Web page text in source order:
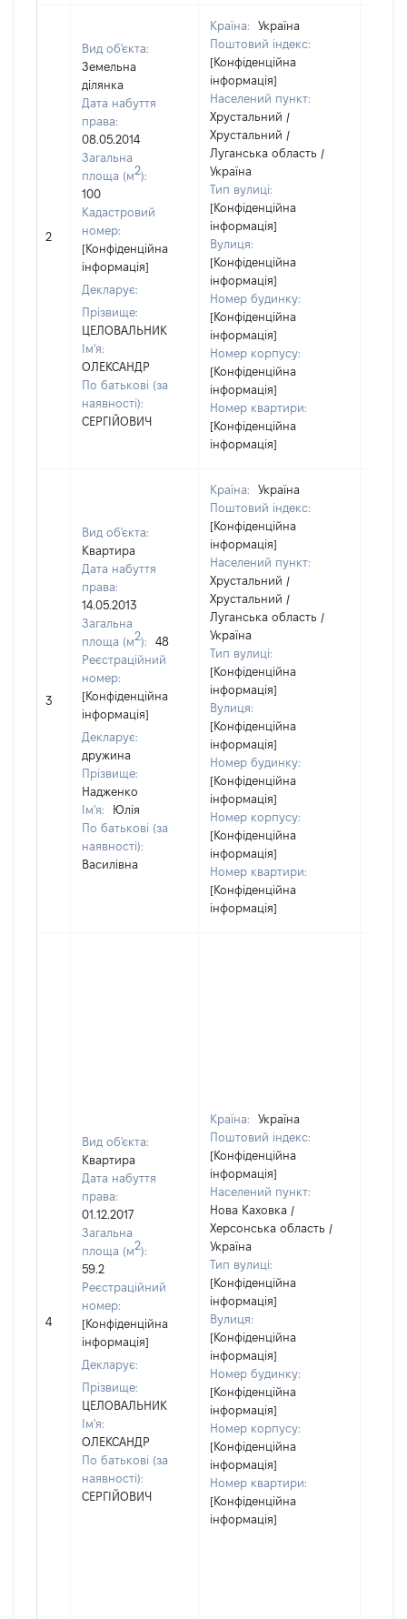
2
Вид об'єкта:
Земельна
ділянка
Дата набуття
права:
08.05.2014
Загальна
площа (м2):
100
Кадастровий
номер:
[Конфіденційна
інформація]
Декларує:
Прізвище:
ЦЕЛОВАЛЬНИК
Ім'я:
ОЛЕКСАНДР
По батькові (за
наявності):
СЕРГІЙОВИЧ
Країна:
Україна
Поштовий індекс:
[Конфіденційна
інформація]
Населений пункт:
Хрустальний /
Хрустальний /
Луганська область /
Україна
Тип вулиці:
[Конфіденційна
інформація]
Вулиця:
[Конфіденційна
інформація]
Номер будинку:
[Конфіденційна
інформація]
Номер корпусу:
[Конфіденційна
інформація]
Номер квартири:
[Конфіденційна
інформація]
3
Вид об'єкта:
Квартира
Дата набуття
права:
14.05.2013
Загальна
площа (м2):
48
Реєстраційний
номер:
[Конфіденційна
інформація]
Декларує:
дружина
Прізвище:
Надженко
Ім'я:
Юлія
По батькові (за
наявності):
Василівна
Країна:
Україна
Поштовий індекс:
[Конфіденційна
інформація]
Населений пункт:
Хрустальний /
Хрустальний /
Луганська область /
Україна
Тип вулиці:
[Конфіденційна
інформація]
Вулиця:
[Конфіденційна
інформація]
Номер будинку:
[Конфіденційна
інформація]
Номер корпусу:
[Конфіденційна
інформація]
Номер квартири:
[Конфіденційна
інформація]
4
Вид об'єкта:
Квартира
Дата набуття
права:
01.12.2017
Загальна
площа (м2):
59.2
Реєстраційний
номер:
[Конфіденційна
інформація]
Декларує:
Прізвище:
ЦЕЛОВАЛЬНИК
Ім'я:
ОЛЕКСАНДР
По батькові (за
наявності):
СЕРГІЙОВИЧ
Країна:
Україна
Поштовий індекс:
[Конфіденційна
інформація]
Населений пункт:
Нова Каховка /
Херсонська область /
Україна
Тип вулиці:
[Конфіденційна
інформація]
Вулиця:
[Конфіденційна
інформація]
Номер будинку:
[Конфіденційна
інформація]
Номер корпусу:
[Конфіденційна
інформація]
Номер квартири:
[Конфіденційна
інформація]